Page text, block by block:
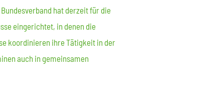
hat derzeit für die
eingerichtet, in denen die
koordinieren ihre Tätigkeit in der
auch in gemeinsamen